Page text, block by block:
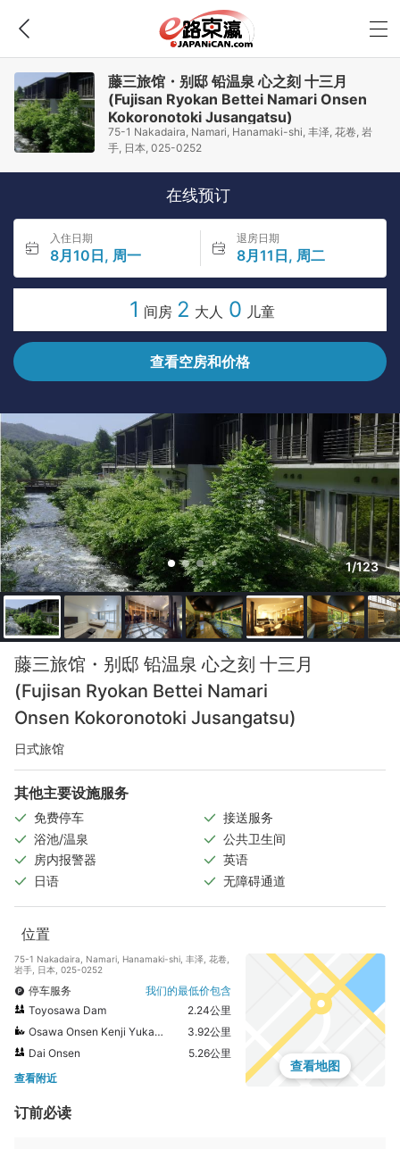
藤三旅馆・别邸 铅温泉 心之刻 十三月
(Fujisan Ryokan Bettei Namari Onsen
Kokoronotoki Jusangatsu)
75-1 Nakadaira, Namari, Hanamaki-shi, 丰泽, 花卷, 岩
手, 日本, 025-0252
在线预订
入住日期
8月10日, 周一
退房日期
8月11日, 周二
1 间房 2 大人 0 儿童
查看空房和价格
1/123
藤三旅馆・别邸 铅温泉 心之刻 十三月
(Fujisan Ryokan Bettei Namari
Onsen Kokoronotoki Jusangatsu)
日式旅馆
其他主要设施服务
免费停车
接送服务
浴池/温泉
公共卫生间
房内报警器
英语
日语
无障碍通道
位置
75-1 Nakadaira, Namari, Hanamaki-shi, 丰泽, 花卷,
岩手, 日本, 025-0252
停车服务
我们的最低价包含
Toyosawa Dam
2.24公里
Osawa Onsen Kenji Yukari of self-catering unit Tojiya
3.92公里
Dai Onsen
5.26公里
查看附近
查看地图
订前必读